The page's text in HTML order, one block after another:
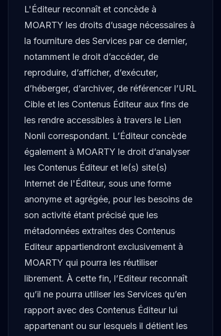
L'Éditeur reconnaît et concède à
MOARTY les droits d’usage nécessaires à
la fourniture des Services par ce dernier,
notamment le droit d’accéder, de
reproduire, d’afficher, d’exécuter,
d’héberger, d’archiver, de référencer l’URL
Cible et les Contenus Éditeur aux fins de
les rendre accessibles à travers le Lien
Nonli correspondant. L’Éditeur concède
également à MOARTY le droit d’analyser
les Contenus Éditeur et le(s) site(s)
Internet de l'Éditeur, sous une forme
anonyme et agrégée, pour les besoins de
son activité étant précisé que les
métadonnées extraites des Contenus
Editeur appartiendront exclusivement à
MOARTY qui pourra les réutiliser
librement. À cette fin, l’Editeur reconnaît
qu’il ne pourra utiliser les Services qu’en
rapport avec des Contenus Éditeur lui
appartenant ou sur lesquels il détient les